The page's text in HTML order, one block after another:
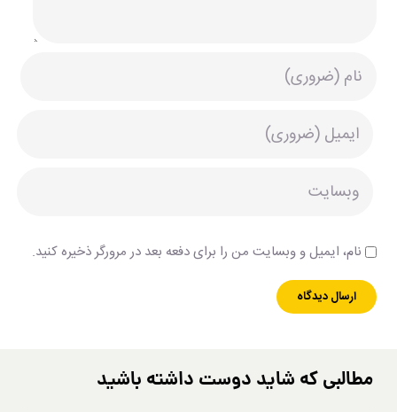
نام، ایمیل و وبسایت من را برای دفعه بعد در مرورگر ذخیره کنید.
مطالبی که شاید دوست داشته باشید